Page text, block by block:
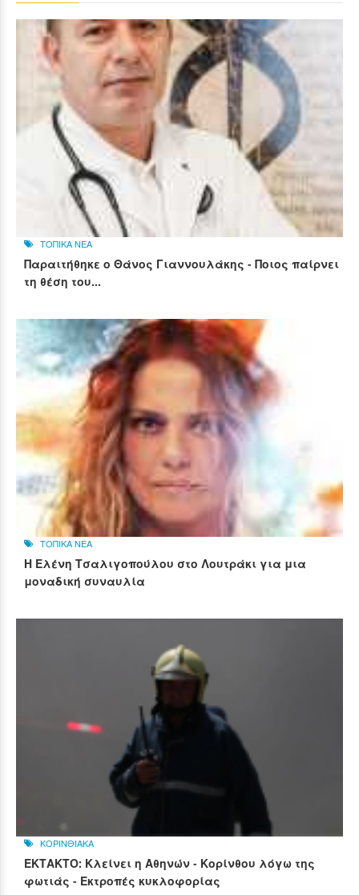
ΤΟΠΙΚΑ ΝΕΑ
Παραιτήθηκε ο Θάνος Γιαννουλάκης - Ποιος παίρνει
τη θέση του...
ΤΟΠΙΚΑ ΝΕΑ
Η Ελένη Τσαλιγοπούλου στο Λουτράκι για μια
μοναδική συναυλία
ΚΟΡΙΝΘΙΑΚΑ
ΕΚΤΑΚΤΟ: Κλείνει η Αθηνών - Κορίνθου λόγω της
φωτιάς - Εκτροπές κυκλοφορίας